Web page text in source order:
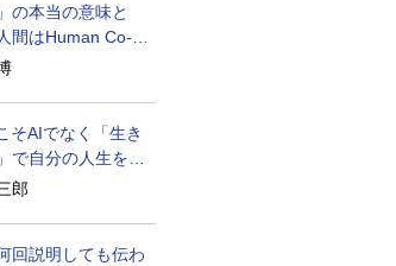
の本当の意味と
間はHuman Co-
そAIでなく「生き
で自分の人生を膨
郎
回説明しても伝わ